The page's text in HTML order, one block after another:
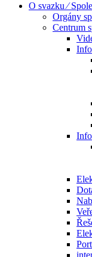
O svazku ⁄
Orgány
Centrum